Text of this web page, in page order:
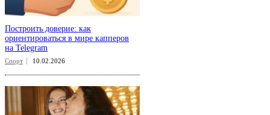
Построить доверие: как
ориентироваться в мире капперов
на Telegram
Спорт 10.02.2026